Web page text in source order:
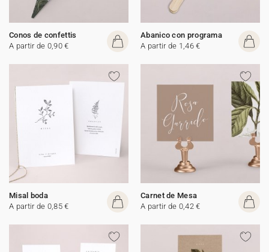
Conos de confettis
A partir de 0,90 €
Abanico con programa
A partir de 1,46 €
Misal boda
A partir de 0,85 €
Carnet de Mesa
A partir de 0,42 €